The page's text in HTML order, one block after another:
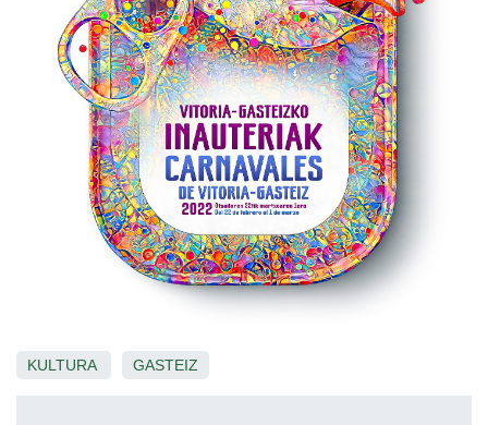
KULTURA GASTEIZ